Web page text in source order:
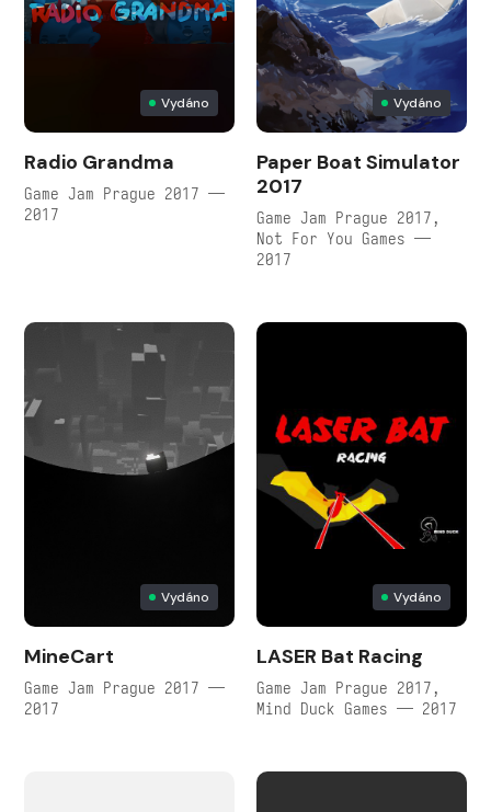
Vydáno
Radio Grandma
Game Jam Prague 2017 —
2017
Vydáno
Paper Boat Simulator
2017
Game Jam Prague 2017,
Not For You Games —
2017
Vydáno
MineCart
Game Jam Prague 2017 —
2017
Vydáno
LASER Bat Racing
Game Jam Prague 2017,
Mind Duck Games — 2017